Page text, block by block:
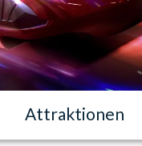
Attraktionen